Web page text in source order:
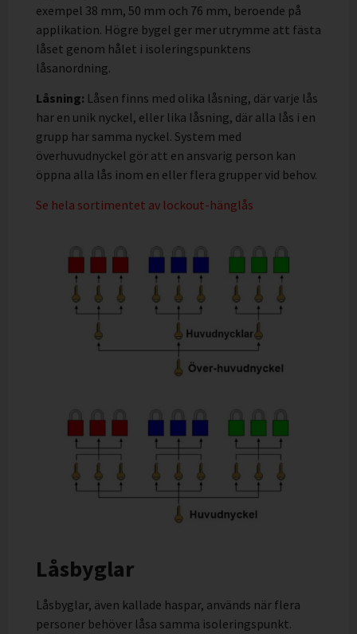
exempel 38 mm, 50 mm och 76 mm, beroende på
applikation. Högre bygel ger mer utrymme att fästa
låset genom hålet i isoleringspunktens
låsanordning.
Låsning: Låsen finns med olika låsning, där varje lås
har en unik nyckel, eller lika låsning, där alla lås i en
grupp har samma nyckel. System med
överhuvudnyckel gör att en ansvarig person kan
öppna alla lås inom en eller flera grupper vid behov.
Se hela sortimentet av lockout-hänglås
Låsbyglar
Låsbyglar, även kallade haspar, används när flera
personer behöver låsa samma isoleringspunkt.